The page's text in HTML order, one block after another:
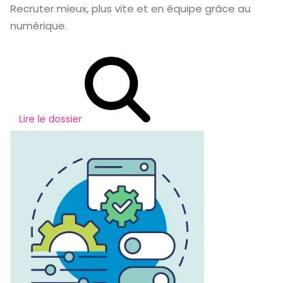
Recruter mieux, plus vite et en équipe grâce au
numérique.
Lire le dossier